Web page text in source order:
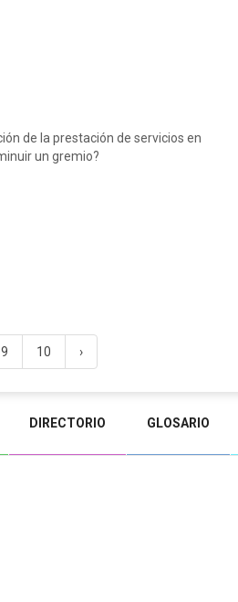
de la prestación de servicios en
un gremio?
9 10 ›
DIRECTORIO GLOSARIO